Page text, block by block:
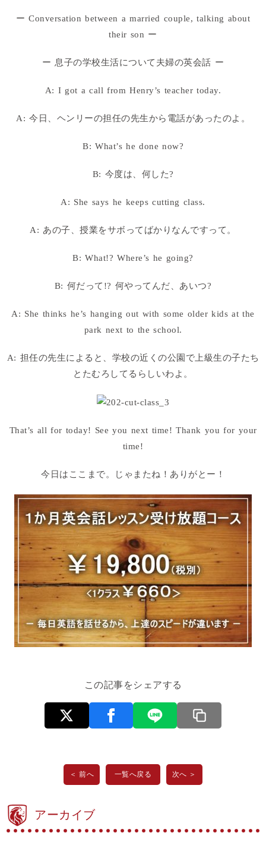
ー Conversation between a married couple, talking about
their son ー
ー 息子の学校生活について夫婦の英会話 ー
A: I got a call from Henry’s teacher today.
A: 今日、ヘンリーの担任の先生から電話があったのよ。
B: What’s he done now?
B: 今度は、何した?
A: She says he keeps cutting class.
A: あの子、授業をサボってばかりなんですって。
B: What!? Where’s he going?
B: 何だって!? 何やってんだ、あいつ?
A: She thinks he’s hanging out with some older kids at the
park next to the school.
A: 担任の先生によると、学校の近くの公園で上級生の子たち
とたむろしてるらしいわよ。
That’s all for today! See you next time! Thank you for your
time!
今日はここまで。じゃまたね！ありがとー！
この記事をシェアする
＜ 前へ 一覧へ戻る 次へ ＞
アーカイブ